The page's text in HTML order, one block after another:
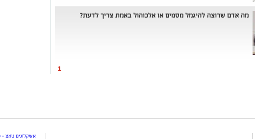
מה אדם שרוצה להיגמל מסמים או אלכוהול באמת צריך לדעת?
1
אשקלונים טאצ -